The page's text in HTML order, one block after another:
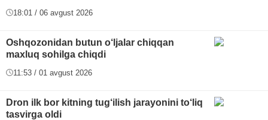
18:01 / 06 avgust 2026
Oshqozonidan butun o‘ljalar chiqqan
maxluq sohilga chiqdi
11:53 / 01 avgust 2026
Dron ilk bor kitning tug‘ilish jarayonini to‘liq
tasvirga oldi